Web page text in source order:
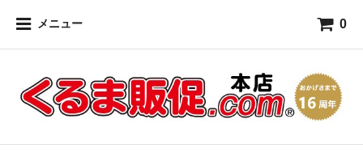
メニュー 0